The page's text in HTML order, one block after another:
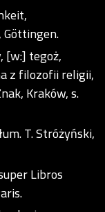
[w:] tegoż,
z filozofii religii,
Kraków, s.
T. Stróżyński,
Libros